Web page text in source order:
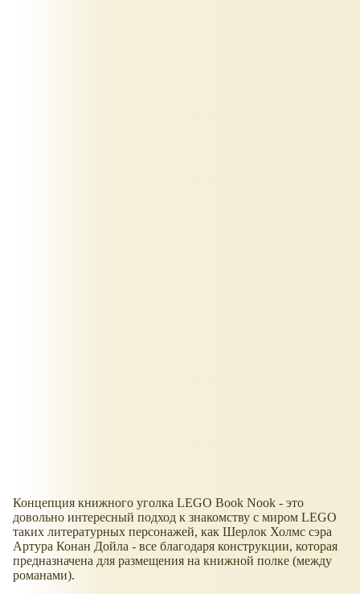
Концепция книжного уголка LEGO Book Nook - это
довольно интересный подход к знакомству с миром LEGO
таких литературных персонажей, как Шерлок Холмс сэра
Артура Конан Дойла - все благодаря конструкции, которая
предназначена для размещения на книжной полке (между
романами).